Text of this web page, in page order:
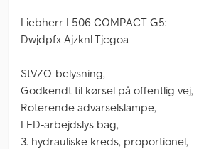
Liebherr L506 COMPACT G5:
Dwjdpfx Ajzknl Tjcgoa
StVZO-belysning,
Godkendt til kørsel på offentlig vej,
Roterende advarselslampe,
LED-arbejdslys bag,
3. hydrauliske kreds, proportionel,